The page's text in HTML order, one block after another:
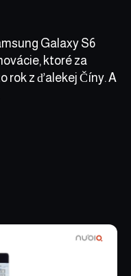
Galaxy S6
ktoré za
rok z ďalekej Číny. A